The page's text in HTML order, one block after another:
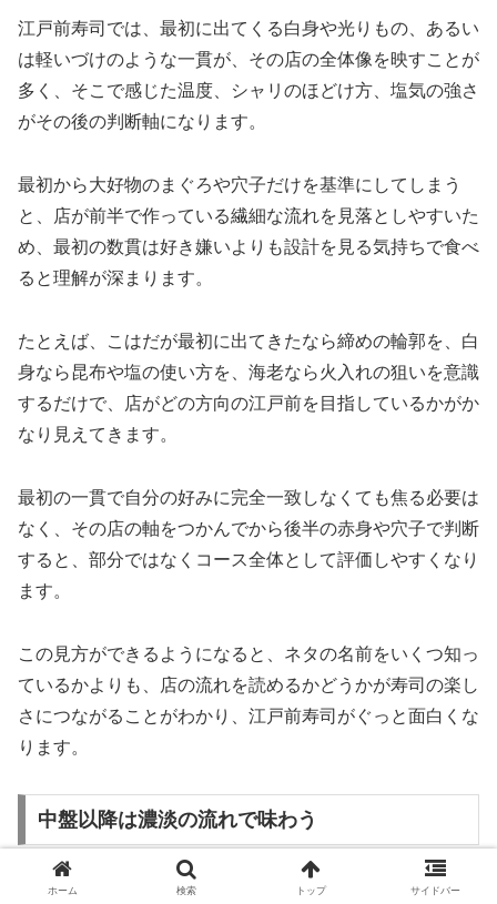
江戸前寿司では、最初に出てくる白身や光りもの、あるい
は軽いづけのような一貫が、その店の全体像を映すことが
多く、そこで感じた温度、シャリのほどけ方、塩気の強さ
がその後の判断軸になります。
最初から大好物のまぐろや穴子だけを基準にしてしまう
と、店が前半で作っている繊細な流れを見落としやすいた
め、最初の数貫は好き嫌いよりも設計を見る気持ちで食べ
ると理解が深まります。
たとえば、こはだが最初に出てきたなら締めの輪郭を、白
身なら昆布や塩の使い方を、海老なら火入れの狙いを意識
するだけで、店がどの方向の江戸前を目指しているかがか
なり見えてきます。
最初の一貫で自分の好みに完全一致しなくても焦る必要は
なく、その店の軸をつかんでから後半の赤身や穴子で判断
すると、部分ではなくコース全体として評価しやすくなり
ます。
この見方ができるようになると、ネタの名前をいくつ知っ
ているかよりも、店の流れを読めるかどうかが寿司の楽し
さにつながることがわかり、江戸前寿司がぐっと面白くな
ります。
中盤以降は濃淡の流れで味わう
江戸前寿司のコースは、単純に高いネタが後ろに並ぶわけ
ホーム 検索 トップ サイドバー